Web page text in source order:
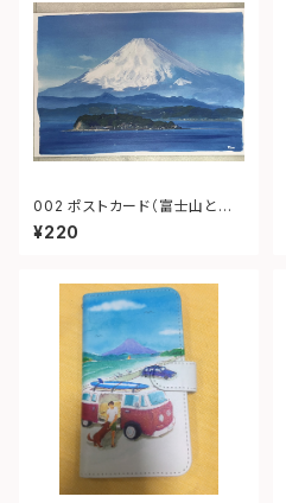
002 ポストカード（富士山と江
ノ島）
¥220